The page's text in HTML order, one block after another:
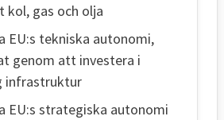
kol, gas och olja
EU:s tekniska autonomi,
genom att investera i
infrastruktur
EU:s strategiska autonomi